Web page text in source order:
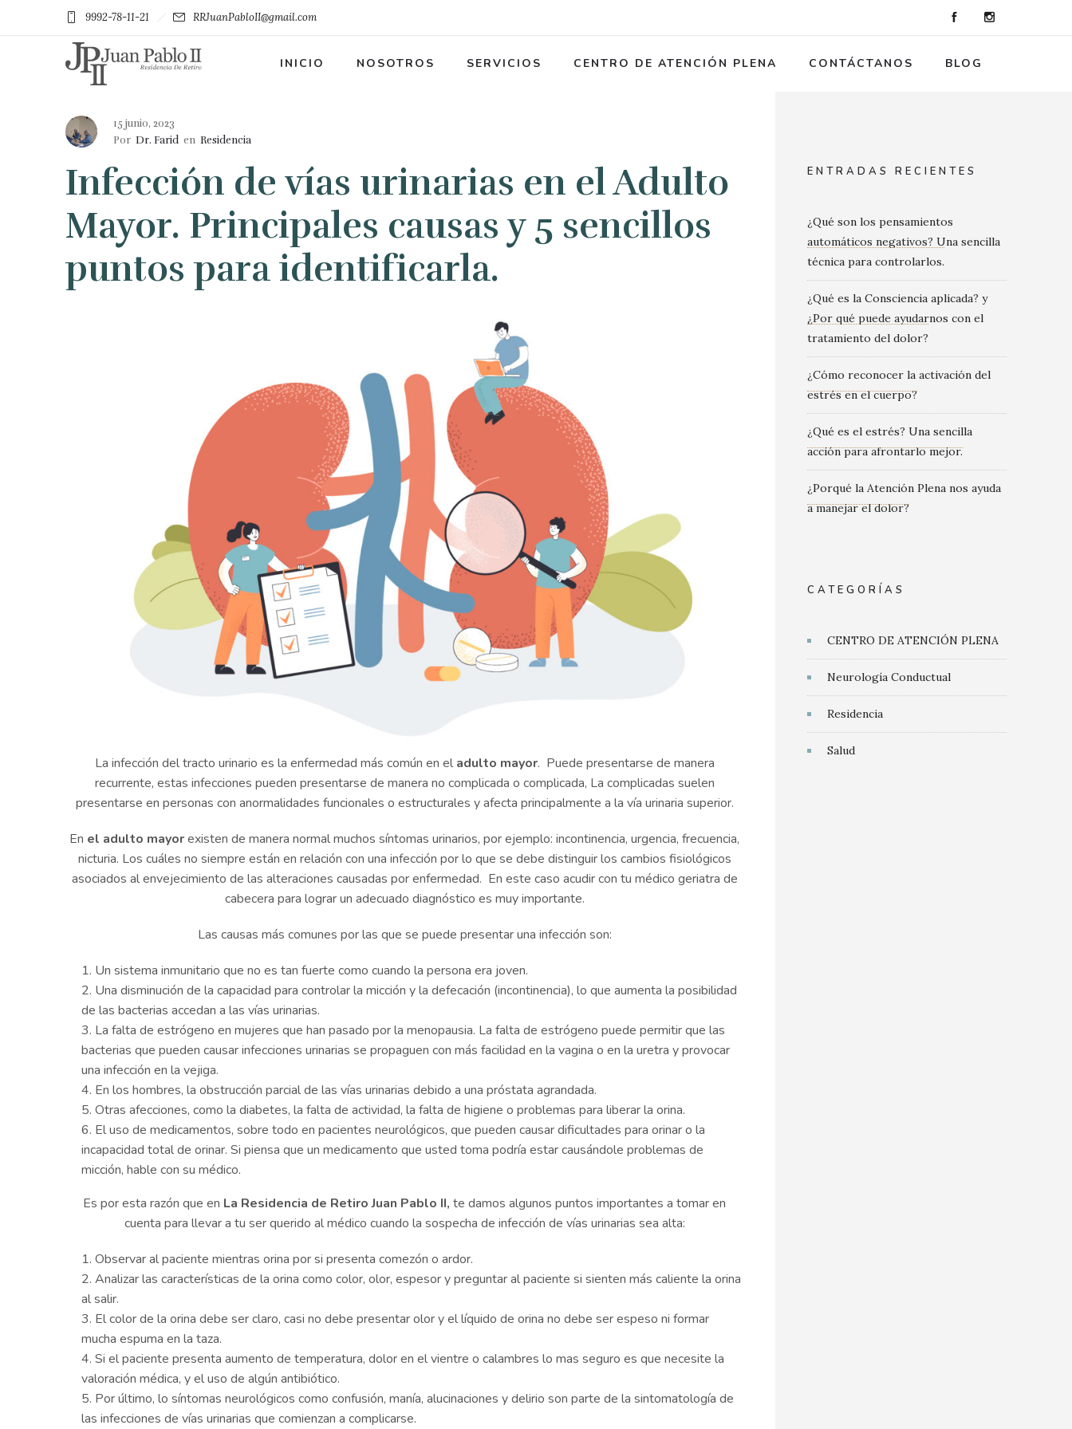
9992-78-11-21 RRJuanPabloII@gmail.com
INICIO NOSOTROS SERVICIOS CENTRO DE ATENCIÓN PLENA CONTÁCTANOS BLOG
15 junio, 2023
Por Dr. Farid en Residencia
Infección de vías urinarias en el Adulto
Mayor. Principales causas y 5 sencillos
puntos para identificarla.
La infección del tracto urinario es la enfermedad más común en el adulto mayor. Puede presentarse de manera
recurrente, estas infecciones pueden presentarse de manera no complicada o complicada, La complicadas suelen
presentarse en personas con anormalidades funcionales o estructurales y afecta principalmente a la vía urinaria superior.
En el adulto mayorexisten de manera normal muchos síntomas urinarios, por ejemplo: incontinencia, urgencia, frecuencia,
nicturia. Los cuáles no siempre están en relación con una infección por lo que se debe distinguir los cambios fisiológicos
asociados al envejecimiento de las alteraciones causadas por enfermedad. En este caso acudir con tu médico geriatra de
cabecera para lograr un adecuado diagnóstico es muy importante.
Las causas más comunes por las que se puede presentar una infección son:
Un sistema inmunitario que no es tan fuerte como cuando la persona era joven.
Una disminución de la capacidad para controlar la micción y la defecación (incontinencia), lo que aumenta la posibilidad
de las bacterias accedan a las vías urinarias.
La falta de estrógeno en mujeres que han pasado por la menopausia. La falta de estrógeno puede permitir que las
bacterias que pueden causar infecciones urinarias se propaguen con más facilidad en la vagina o en la uretra y provocar
una infección en la vejiga.
En los hombres, la obstrucción parcial de las vías urinarias debido a una próstata agrandada.
Otras afecciones, como la diabetes, la falta de actividad, la falta de higiene o problemas para liberar la orina.
El uso de medicamentos, sobre todo en pacientes neurológicos, que pueden causar dificultades para orinar o la
incapacidad total de orinar. Si piensa que un medicamento que usted toma podría estar causándole problemas de
micción, hable con su médico.
Es por esta razón que en La Residencia de Retiro Juan Pablo II, te damos algunos puntos importantes a tomar en
cuenta para llevar a tu ser querido al médico cuando la sospecha de infección de vías urinarias sea alta:
Observar al paciente mientras orina por si presenta comezón o ardor.
Analizar las características de la orina como color, olor, espesor y preguntar al paciente si sienten más caliente la orina
al salir.
El color de la orina debe ser claro, casi no debe presentar olor y el líquido de orina no debe ser espeso ni formar
mucha espuma en la taza.
Si el paciente presenta aumento de temperatura, dolor en el vientre o calambres lo mas seguro es que necesite la
valoración médica, y el uso de algún antibiótico.
Por último, lo síntomas neurológicos como confusión, manía, alucinaciones y delirio son parte de la sintomatología de
las infecciones de vías urinarias que comienzan a complicarse.
ENTRADAS RECIENTES
¿Qué son los pensamientos
automáticos negativos? Una sencilla
técnica para controlarlos.
¿Qué es la Consciencia aplicada? y
¿Por qué puede ayudarnos con el
tratamiento del dolor?
¿Cómo reconocer la activación del
estrés en el cuerpo?
¿Qué es el estrés? Una sencilla
acción para afrontarlo mejor.
¿Porqué la Atención Plena nos ayuda
a manejar el dolor?
CATEGORÍAS
CENTRO DE ATENCIÓN PLENA
Neurología Conductual
Residencia
Salud